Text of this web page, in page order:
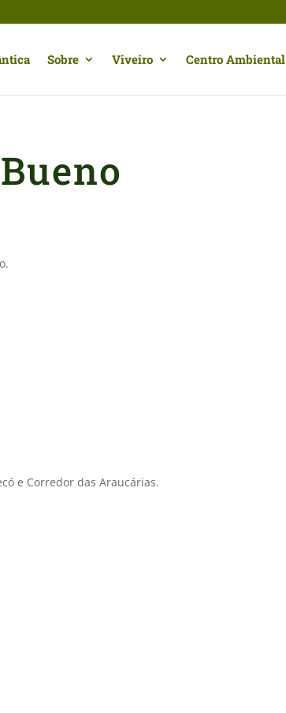
Sobre Viveiro Centro Ambiental
e Corredor das Araucárias.